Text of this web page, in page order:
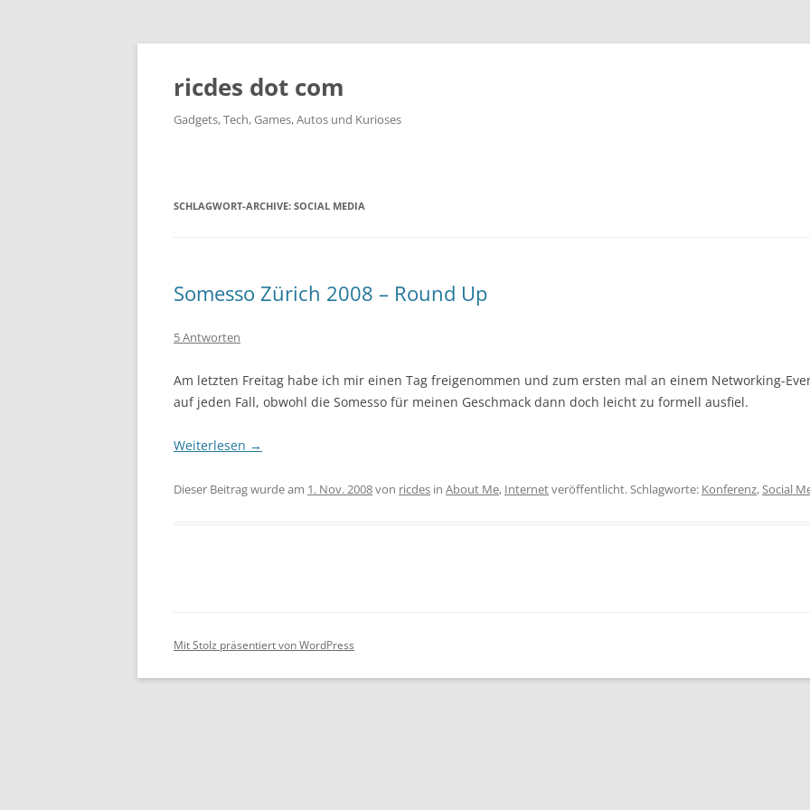
ricdes dot com
Gadgets, Tech, Games, Autos und Kurioses
SCHLAGWORT-ARCHIVE: SOCIAL MEDIA
Somesso Zürich 2008 – Round Up
5 Antworten
Am letzten Freitag habe ich mir einen Tag freigenommen und zum ersten mal an einem Networking-
auf jeden Fall, obwohl die Somesso für meinen Geschmack dann doch leicht zu formell ausfiel.
Weiterlesen →
Dieser Beitrag wurde am 1. Nov. 2008von ricdes in About Me, Internetveröffentlicht. Schlagworte: Konferenz,Social
Mit Stolz präsentiert von WordPress